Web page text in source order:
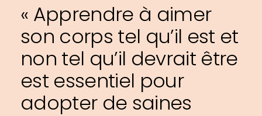
« Apprendre à aimer
son corps tel qu’il est et
non tel qu’il devrait être
est essentiel pour
adopter de saines